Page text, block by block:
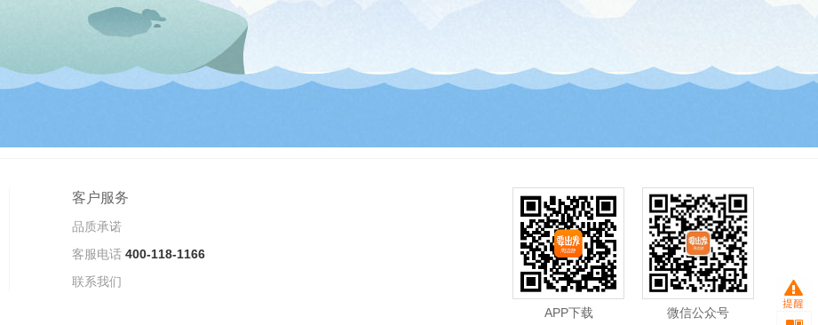
客户服务
品质承诺
客服电话 400-118-1166
联系我们
APP下载 微信公众号